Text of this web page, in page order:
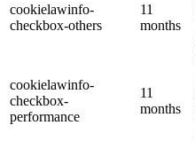
cookielawinfo-
checkbox-others
11
months
cookielawinfo-
checkbox-
performance
11
months